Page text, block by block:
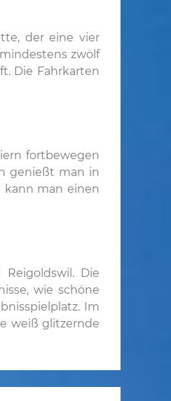
der eine vier
zwölf
Die Fahrkarten
fortbewegen
genießt man in
kann man einen
Die
wie schöne
Im
weiß glitzernde